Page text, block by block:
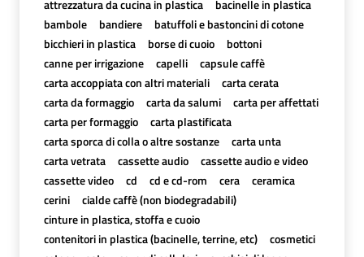
attrezzatura da cucina in plastica
bacinelle in plastica
bambole
bandiere
batuffoli e bastoncini di cotone
bicchieri in plastica
borse di cuoio
bottoni
canne per irrigazione
capelli
capsule caffè
carta accoppiata con altri materiali
carta cerata
carta da formaggio
carta da salumi
carta per affettati
carta per formaggio
carta plastificata
carta sporca di colla o altre sostanze
carta unta
carta vetrata
cassette audio
cassette audio e video
cassette video
cd cd e cd-rom cera
ceramica
cerini
cialde caffè (non biodegradabili)
cinture in plastica, stoffa e cuoio
contenitori in plastica (bacinelle, terrine, etc)
cosmetici